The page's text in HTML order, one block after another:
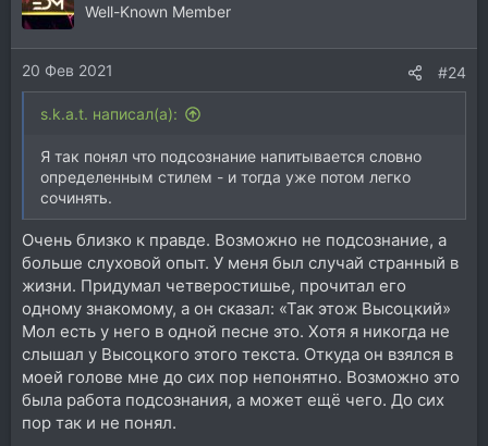
Well-Known Member
20 Фев 2021 #24
s.k.a.t. написал(а):
Я так понял что подсознание напитывается словно
определенным стилем - и тогда уже потом легко
сочинять.
Очень близко к правде. Возможно не подсознание, а
больше слуховой опыт. У меня был случай странный в
жизни. Придумал четверостишье, прочитал его
одному знакомому, а он сказал: «Так этож Высоцкий»
Мол есть у него в одной песне это. Хотя я никогда не
слышал у Высоцкого этого текста. Откуда он взялся в
моей голове мне до сих пор непонятно. Возможно это
была работа подсознания, а может ещё чего. До сих
пор так и не понял.